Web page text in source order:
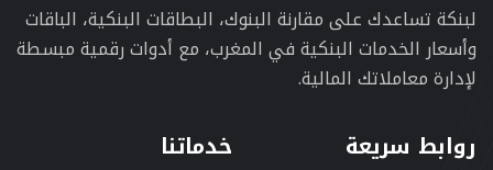
لبنكة تساعدك على مقارنة البنوك، البطاقات البنكية، الباقات
وأسعار الخدمات البنكية في المغرب، مع أدوات رقمية مبسطة
لإدارة معاملاتك المالية.
روابط سريعة خدماتنا